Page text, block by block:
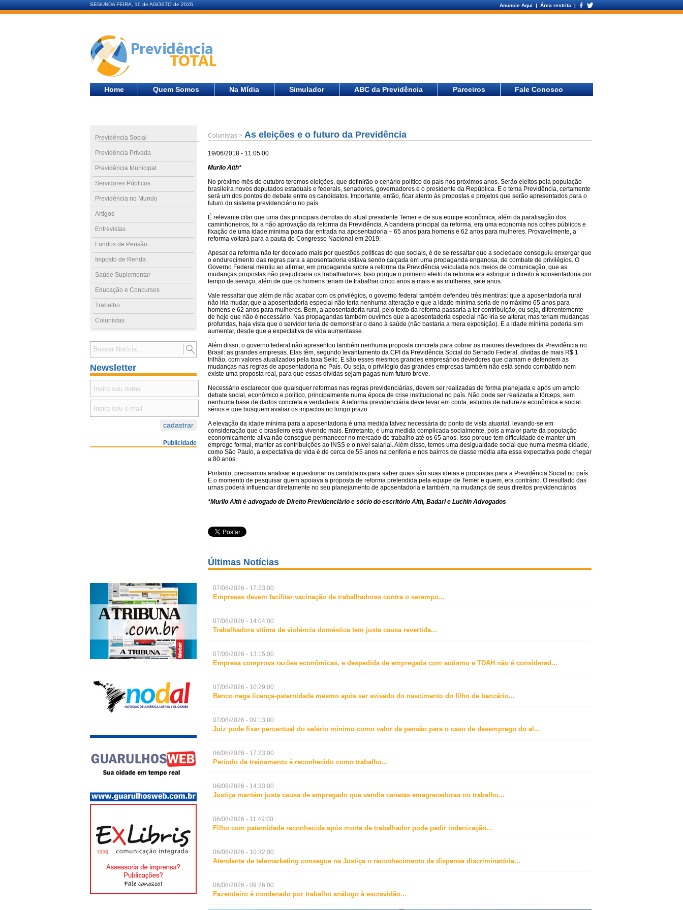
SEGUNDA FEIRA, 10 de AGOSTO de 2026 Anuncie Aqui | Área restrita |
Home Quem Somos Na Mídia Simulador ABC da Previdência Parceiros Fale Conosco
Previdência Social
Previdência Privada
Previdência Municipal
Servidores Públicos
Previdência no Mundo
Artigos
Entrevistas
Fundos de Pensão
Imposto de Renda
Saúde Suplementar
Educação e Concursos
Trabalho
Colunistas
Newsletter
Publicidade
Colunistas > As eleições e o futuro da Previdência
19/06/2018 - 11:05:00
Murilo Aith*
No próximo mês de outubro teremos eleições, que definirão o cenário político do país nos próximos anos. Serão eleitos pela população
brasileira novos deputados estaduais e federais, senadores, governadores e o presidente da República. E o tema Previdência, certamente
será um dos pontos do debate entre os candidatos. Importante, então, ficar atento às propostas e projetos que serão apresentados para o
futuro do sistema previdenciário no país.
É relevante citar que uma das principais derrotas do atual presidente Temer e de sua equipe econômica, além da paralisação dos
caminhoneiros, foi a não aprovação da reforma da Previdência. A bandeira principal da reforma, era uma economia nos cofres públicos e
fixação de uma idade mínima para dar entrada na aposentadoria – 65 anos para homens e 62 anos para mulheres. Provavelmente, a
reforma voltará para a pauta do Congresso Nacional em 2019.
Apesar da reforma não ter decolado mais por questões políticas do que sociais, é de se ressaltar que a sociedade conseguiu enxergar que
o endurecimento das regras para a aposentadoria estava sendo calçada em uma propaganda enganosa, de combate de privilégios. O
Governo Federal mentiu ao afirmar, em propaganda sobre a reforma da Previdência veiculada nos meios de comunicação, que as
mudanças propostas não prejudicaria os trabalhadores. Isso porque o primeiro efeito da reforma era extinguir o direito à aposentadoria por
tempo de serviço, além de que os homens teriam de trabalhar cinco anos a mais e as mulheres, sete anos.
Vale ressaltar que além de não acabar com os privilégios, o governo federal também defendeu três mentiras: que a aposentadoria rural
não iria mudar, que a aposentadoria especial não teria nenhuma alteração e que a idade mínima seria de no máximo 65 anos para
homens e 62 anos para mulheres. Bem, a aposentadoria rural, pelo texto da reforma passaria a ter contribuição, ou seja, diferentemente
de hoje que não é necessário. Nas propagandas também ouvimos que a aposentadoria especial não iria se alterar, mas teriam mudanças
profundas, haja vista que o servidor teria de demonstrar o dano à saúde (não bastaria a mera exposição). E a idade mínima poderia sim
aumentar, desde que a expectativa de vida aumentasse.
Além disso, o governo federal não apresentou também nenhuma proposta concreta para cobrar os maiores devedores da Previdência no
Brasil: as grandes empresas. Elas têm, segundo levantamento da CPI da Previdência Social do Senado Federal, dívidas de mais R$ 1
trilhão, com valores atualizados pela taxa Selic. E são esses mesmos grandes empresários devedores que clamam e defendem as
mudanças nas regras de aposentadoria no País. Ou seja, o privilégio das grandes empresas também não está sendo combatido nem
existe uma proposta real, para que essas dívidas sejam pagas num futuro breve.
Necessário esclarecer que quaisquer reformas nas regras previdenciárias, devem ser realizadas de forma planejada e após um amplo
debate social, econômico e político, principalmente numa época de crise institucional no país. Não pode ser realizada a fórceps, sem
nenhuma base de dados concreta e verdadeira. A reforma previdenciária deve levar em conta, estudos de natureza econômica e social
sérios e que busquem avaliar os impactos no longo prazo.
A elevação da idade mínima para a aposentadoria é uma medida talvez necessária do ponto de vista atuarial, levando-se em
consideração que o brasileiro está vivendo mais. Entretanto, é uma medida complicada socialmente, pois a maior parte da população
economicamente ativa não consegue permanecer no mercado de trabalho até os 65 anos. Isso porque tem dificuldade de manter um
emprego formal, manter as contribuições ao INSS e o nível salarial. Além disso, temos uma desigualdade social que numa mesma cidade,
como São Paulo, a expectativa de vida é de cerca de 55 anos na periferia e nos bairros de classe média alta essa expectativa pode chegar
a 80 anos.
Portanto, precisamos analisar e questionar os candidatos para saber quais são suas ideias e propostas para a Previdência Social no país.
E o momento de pesquisar quem apoiava a proposta de reforma pretendida pela equipe de Temer e quem, era contrário. O resultado das
urnas poderá influenciar diretamente no seu planejamento de aposentadoria e também, na mudança de seus direitos previdenciários.
*Murilo Aith é advogado de Direito Previdenciário e sócio do escritório Aith, Badari e Luchin Advogados
Últimas Notícias
07/08/2026 - 17:23:00
Empresas devem facilitar vacinação de trabalhadores contra o sarampo...
07/08/2026 - 14:04:00
Trabalhadora vítima de violência doméstica tem justa causa revertida...
07/08/2026 - 13:15:00
Empresa comprova razões econômicas, e despedida de empregada com autismo e TDAH não é considerad...
07/08/2026 - 10:29:00
Banco nega licença-paternidade mesmo após ser avisado do nascimento do filho de bancário...
07/08/2026 - 09:13:00
Juiz pode fixar percentual do salário mínimo como valor da pensão para o caso de desemprego do al ...
06/08/2026 - 17:23:00
Período de treinamento é reconhecido como trabalho...
06/08/2026 - 14:33:00
Justiça mantém justa causa de empregado que vendia canetas emagrecedoras no trabalho...
06/08/2026 - 11:49:00
Filho com paternidade reconhecida após morte de trabalhador pode pedir indenização...
06/08/2026 - 10:32:00
Atendente de telemarketing consegue na Justiça o reconhecimento da dispensa discriminatória...
06/08/2026 - 09:26:00
Fazendeiro é condenado por trabalho análogo à escravidão...